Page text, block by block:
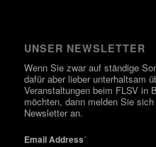
UNSER NEWSLETTER
Wenn Sie zwar auf ständige
dafür aber lieber unterhaltsam
Veranstaltungen beim FLSV in
möchten, dann melden Sie
Newsletter an.
Email Address*